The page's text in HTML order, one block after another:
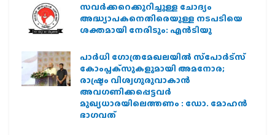
സവര്‍ക്കറെക്കുറിച്ചുള്ള ചോദ്യം
അദ്ധ്യാപകനെതിരെയുള്ള നടപടിയെ
ശക്തമായി നേരിടും: എന്‍ടിയു
പാര്‍ധി ഗോത്രമേഖലയില്‍ സ്‌പോര്‍ട്‌സ്
കോംപ്ലക്‌സുകളുമായി അമനോര;
രാഷ്ട്രം വിശ്വഗുരുവാകാന്‍
അവഗണിക്കപ്പെട്ടവര്‍
മുഖ്യധാരയിലെത്തണം : ഡോ. മോഹന്‍
ഭാഗവത്